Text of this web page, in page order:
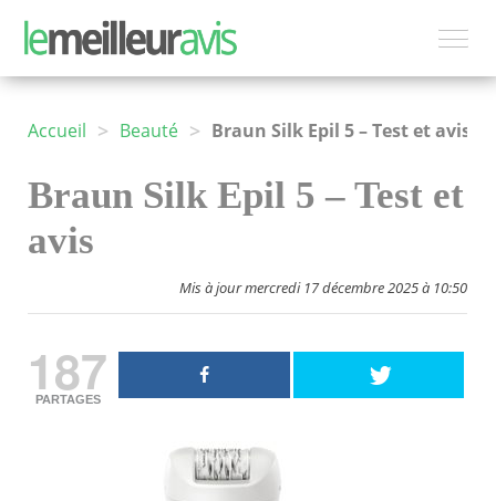
Accueil > Beauté > Braun Silk Epil 5 – Test et avis
Braun Silk Epil 5 – Test et
avis
Mis à jour mercredi 17 décembre 2025 à 10:50
187
PARTAGES